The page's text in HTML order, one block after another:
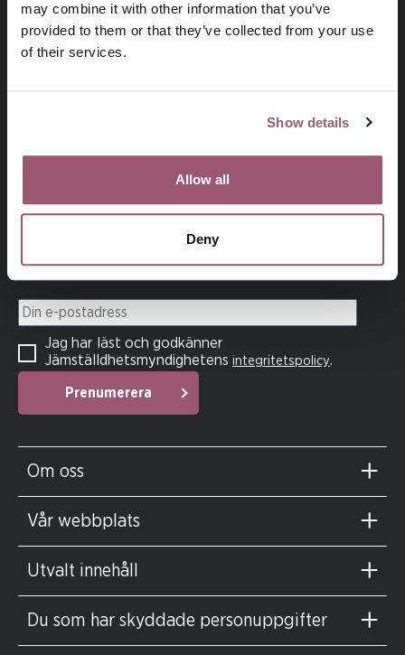
may combine it with other information that you’ve
provided to them or that they’ve collected from your use
of their services.
Show details
Allow all
Deny
Jämställdhetsmyndigheten för att kvinnor och män, flickor
och pojkar ska ha samma makt att forma samhället och sina
egna liv.
Din e-postadress
Prenumerera
Jag har läst och godkänner
Jämställdhetsmyndighetens integritetspolicy.
Om oss
Vår webbplats
Utvalt innehåll
Du som har skyddade personuppgifter